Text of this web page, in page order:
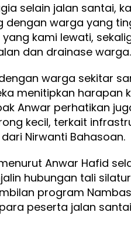
selain jalan santai,
dengan warga yang
kami lewati,
dan drainase warga.
warga sekitar
menitipkan harapan
Anwar perhatikan
kecil, terkait
Nirwanti Bahasoan.
Anwar Hafid
hubungan tali
program
peserta jalan